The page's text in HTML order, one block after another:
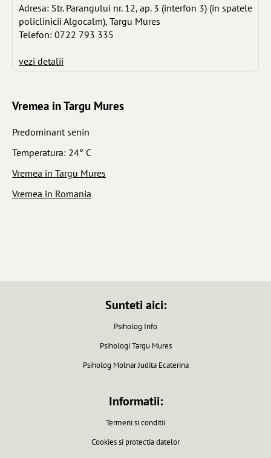
Adresa: Str. Parangului nr. 12, ap. 3 (interfon 3) (in spatele
policlinicii Algocalm), Targu Mures
Telefon: 0722 793 335
vezi detalii
Vremea in Targu Mures
Predominant senin
Temperatura: 24° C
Vremea in Targu Mures
Vremea in Romania
Sunteti aici:
Psiholog Info
Psihologi Targu Mures
Psiholog Molnar Judita Ecaterina
Informatii:
Termeni si conditii
Cookies si protectia datelor